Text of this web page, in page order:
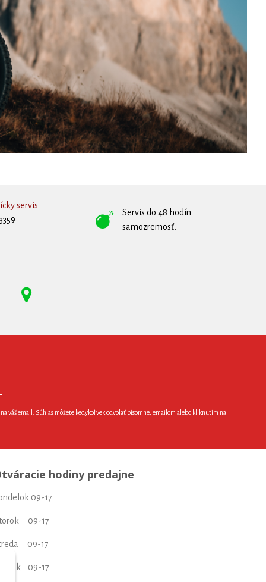
servis
Servis do 48 hodín
samozremosť.
váš email. Súhlas môžete kedykoľvek odvolať písomne, emailom alebo kliknutím na
hodiny predajne
09-17
09-17
09-17
09-17